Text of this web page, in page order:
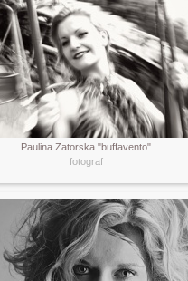
Paulina Zatorska "buffavento"
fotograf